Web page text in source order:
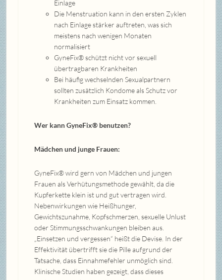
Einlage
Die Menstruation kann in den ersten Zyklen
nach Einlage stärker auftreten, was sich
meistens nach wenigen Monaten
normalisiert
GyneFix® schützt nicht vor sexuell
übertragbaren Krankheiten
Bei häufig wechselnden Sexualpartnern
sollten zusätzlich Kondome als Schutz vor
Krankheiten zum Einsatz kommen.
Wer kann GyneFix® benutzen?
Mädchen und junge Frauen:
GyneFix® wird gern von Mädchen und jungen
Frauen als Verhütungsmethode gewählt, da die
Kupferkette klein ist und gut vertragen wird.
Nebenwirkungen wie Heißhunger,
Gewichtszunahme, Kopfschmerzen, sexuelle Unlust
oder Stimmungsschwankungen bleiben aus.
„Einsetzen und vergessen“ heißt die Devise. In der
Effektivität übertrifft sie die Pille aufgrund der
Tatsache, dass Einnahmefehler unmöglich sind.
Klinische Studien haben gezeigt, dass dieses